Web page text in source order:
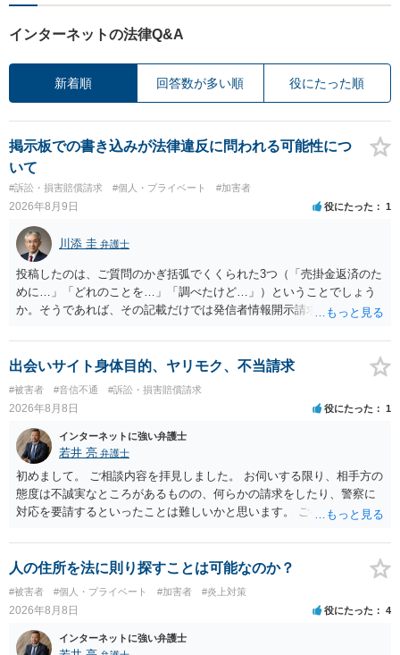
インターネットの法律Q&A
新着順 回答数が多い順 役にたった順
掲示板での書き込みが法律違反に問われる可能性につ
いて
#訴訟・損害賠償請求 #個人・プライベート #加害者
2026年8月9日 役にたった 1
川添 圭 弁護士
投稿したのは、ご質問のかぎ括弧でくくられた3つ（「売掛金返済のた
めに…」「どれのことを…」「調べたけど…」）ということでしょう
か。そうであれば、その記載だけでは発信者情報開示請求が認められ
ただ、「328が名誉毀損、偽計業務妨害、侮辱罪、ストーカー等に関す
る法律違反に該当するといわれ」とのことですので、ご質問に書かれ
ていない何らかの背景事情があれば、回答は180度変わるかもしれませ
ん。公開の場で詳細を投稿することは不適当と思われますので、弁護
士へ直接相談した方がよいでしょう。
出会いサイト身体目的、ヤリモク、不当請求
#被害者 #音信不通 #訴訟・損害賠償請求
2026年8月8日 役にたった 1
インターネットに強い弁護士
若井 亮 弁護士
初めまして。 ご相談内容を拝見しました。 お伺いする限り、相手方の
態度は不誠実なところがあるものの、何らかの請求をしたり、警察に
対応を要請するといったことは難しいかと思います。 ご参考になれば
人の住所を法に則り探すことは可能なのか？
#被害者 #個人・プライベート #加害者 #炎上対策
2026年8月8日 役にたった 4
インターネットに強い弁護士